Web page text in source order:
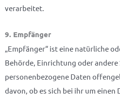
verarbeitet.
9. Empfänger
„Empfänger“ ist eine natürliche
Behörde, Einrichtung oder andere
personenbezogene Daten
davon, ob es sich bei ihr um